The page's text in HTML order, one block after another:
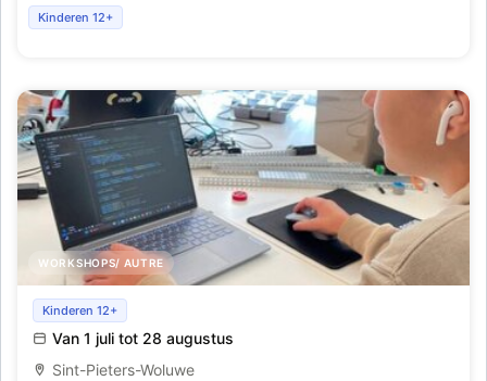
Kinderen 12+
WORKSHOPS/ AUTRE
Python kamp
Kinderen 12+
Van 1 juli tot 28 augustus
Sint-Pieters-Woluwe